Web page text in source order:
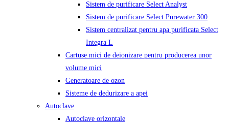
Sistem de purificare Select Analyst
Sistem de purificare Select Purewater 300
Sistem centralizat pentru apa purificata Select
Integra L
Cartuse mici de deionizare pentru producerea unor
volume mici
Generatoare de ozon
Sisteme de dedurizare a apei
Autoclave
Autoclave orizontale